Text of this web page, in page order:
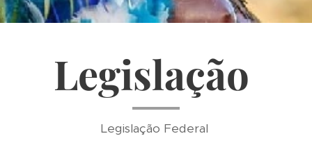
Legislação
Legislação Federal